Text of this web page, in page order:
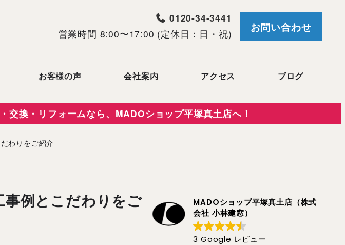
0120-34-3441
営業時間 8:00〜17:00 (定休日：日・祝)
お問い合わせ
お客様の声 会社案内 アクセス ブログ
換・リフォームなら、MADOショップ平塚真土店へ！
わりをご紹介
例とこだわりをご
MADOショップ平塚真土店（株式
会社 小林建窓）
3 Google レビュー